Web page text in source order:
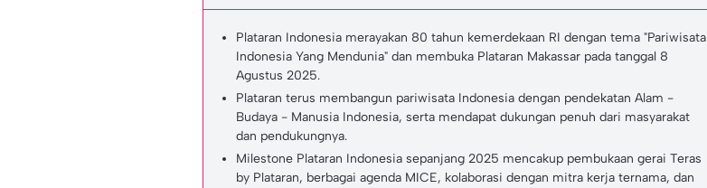
Plataran Indonesia merayakan 80 tahun kemerdekaan RI dengan tema "Pariwisata
Indonesia Yang Mendunia" dan membuka Plataran Makassar pada tanggal 8
Agustus 2025.
Plataran terus membangun pariwisata Indonesia dengan pendekatan Alam -
Budaya - Manusia Indonesia, serta mendapat dukungan penuh dari masyarakat
dan pendukungnya.
Milestone Plataran Indonesia sepanjang 2025 mencakup pembukaan gerai Teras
by Plataran, berbagai agenda MICE, kolaborasi dengan mitra kerja ternama, dan